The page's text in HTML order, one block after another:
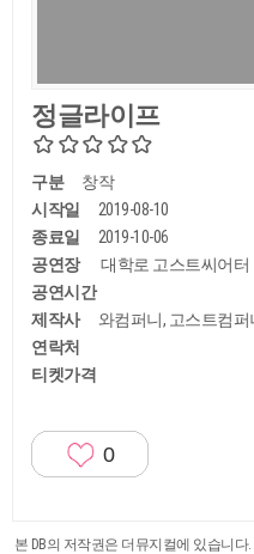
정글라이프
구분
창작
시작일
2019-08-10
종료일
2019-10-06
공연장
대학로 고스트씨어터
공연시간
제작사
와컴퍼니, 고스트컴퍼
연락처
티켓가격
0
본 DB의 저작권은 더뮤지컬에 있습니